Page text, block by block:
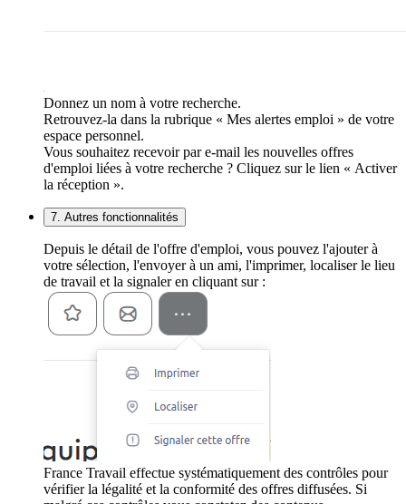
Donnez un nom à votre recherche.
Retrouvez-la dans la rubrique « Mes alertes emploi » de votre
espace personnel.
Vous souhaitez recevoir par e-mail les nouvelles offres
d'emploi liées à votre recherche ? Cliquez sur le lien « Activer
la réception ».
7. Autres fonctionnalités
Depuis le détail de l'offre d'emploi, vous pouvez l'ajouter à
votre sélection, l'envoyer à un ami, l'imprimer, localiser le lieu
de travail et la signaler en cliquant sur :
France Travail effectue systématiquement des contrôles pour
vérifier la légalité et la conformité des offres diffusées. Si